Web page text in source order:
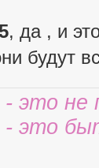
, да , и
будут
- это
- это